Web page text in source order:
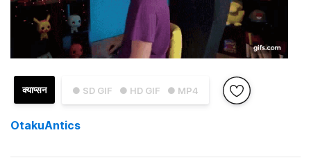
● SD GIF ● HD GIF ● MP4
क्याप्सन
OtakuAntics